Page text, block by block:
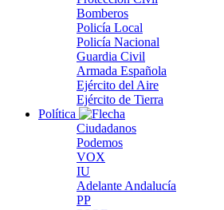
Bomberos
Policía Local
Policía Nacional
Guardia Civil
Armada Española
Ejército del Aire
Ejército de Tierra
Política
Ciudadanos
Podemos
VOX
IU
Adelante Andalucía
PP